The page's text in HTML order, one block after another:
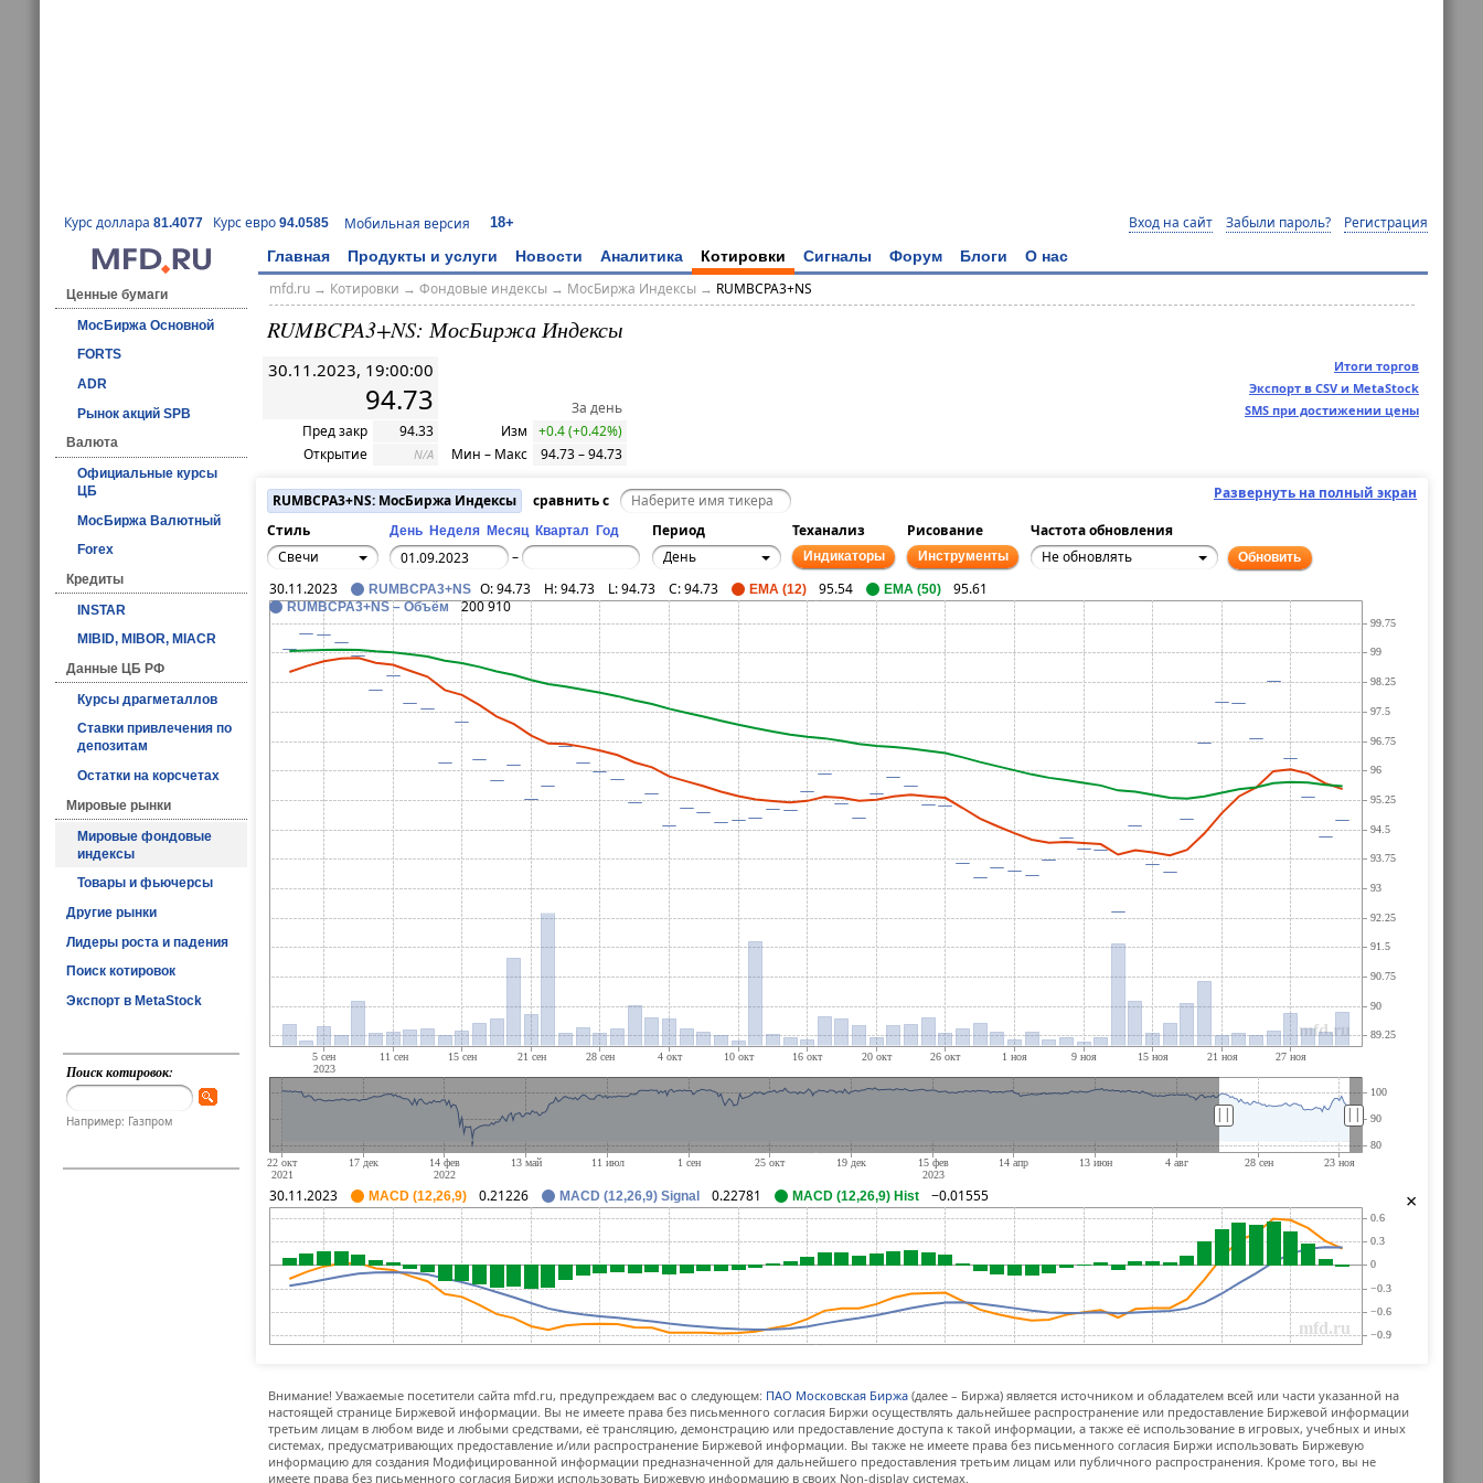
Курс доллара 81.4077 Курс евро 94.0585 Мобильная версия 18+ Вход на сайт Забыли пароль? Регистрация
Главная Продукты и услуги Новости Аналитика Котировки Сигналы Форум Блоги О нас
Ценные бумаги
МосБиржа Основной
FORTS
ADR
Рынок акций SPB
Валюта
Официальные курсы
ЦБ
МосБиржа Валютный
Forex
Кредиты
INSTAR
MIBID, MIBOR, MIACR
Данные ЦБ РФ
Курсы драгметаллов
Ставки привлечения по
депозитам
Остатки на корсчетах
Мировые рынки
Мировые фондовые
индексы
Товары и фьючерсы
Другие рынки
Лидеры роста и падения
Поиск котировок
Экспорт в MetaStock
Поиск котировок:
Например: Газпром
mfd.ru→ Котировки → Фондовые индексы→ МосБиржа Индексы→ RUMBCPA3+NS
RUMBCPA3+NS: МосБиржа Индексы
Итоги торгов
Экспорт в CSV и MetaStock
SMS при достижении цены
30.11.2023, 19:00:00
94.73
Пред закр
94.33
Открытие
N/A
За день
Изм
+0.4 (+0.42%)
Мин – Макс
94.73 – 94.73
Развернуть на полный экран
RUMBCPA3+NS: МосБиржа Индексы
сравнить с
Стиль
День Неделя Месяц Квартал Год Период Теханализ Рисование
Частота обновления
Свечи
– День Индикаторы Инструменты Не обновлять Обновить
|| ||
×
30.11.2023 RUMBCPA3+NS O:94.73 H:94.73 L:94.73 C:94.73 EMA (12) 95.54 EMA (50) 95.61
RUMBCPA3+NS – Объём 200 910
30.11.2023 MACD (12,26,9) 0.21226 MACD (12,26,9) Signal 0.22781 MACD (12,26,9) Hist −0.01555
Внимание! Уважаемые посетители сайта mfd.ru, предупреждаем вас о следующем: ПАО Московская Биржа (далее – Биржа) является источником и обладателем всей или части указанной на
настоящей странице Биржевой информации. Вы не имеете права без письменного согласия Биржи осуществлять дальнейшее распространение или предоставление Биржевой информации
третьим лицам в любом виде и любыми средствами, её трансляцию, демонстрацию или предоставление доступа к такой информации, а также её использование в игровых, учебных и иных
системах, предусматривающих предоставление и/или распространение Биржевой информации. Вы также не имеете права без письменного согласия Биржи использовать Биржевую
информацию для создания Модифицированной информации предназначенной для дальнейшего предоставления третьим лицам или публичного распространения. Кроме того, вы не
имеете права без письменного согласия Биржи использовать Биржевую информацию в своих Non-display системах.